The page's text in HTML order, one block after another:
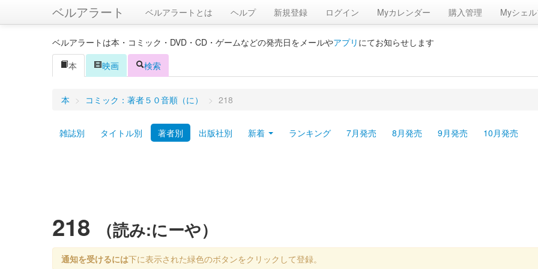
ベルアラート ベルアラートとは ヘルプ 新規登録 ログイン Myカレンダー 購入管理 Myシェル
ベルアラートは本・コミック・DVD・CD・ゲームなどの発売日をメールやアプリ にてお知らせします
本
映画 検索
本 > コミック：著者５０音順（に） > 218
雑誌別 タイトル別 著者別 出版社別 新着 ランキング 7月発売 8月発売 9月発売 10月発売
218 （読み:にーや）
通知を受けるには下に表示された緑色のボタンをクリックして登録。